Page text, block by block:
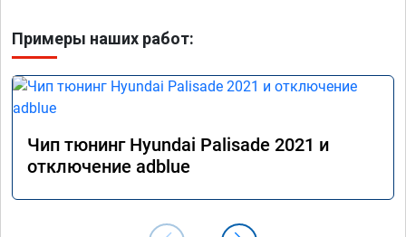
Примеры наших работ:
Чип тюнинг Hyundai Palisade 2021 и
отключение adblue